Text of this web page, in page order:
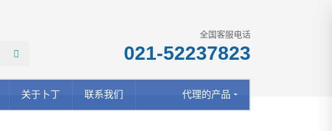
全国客服电话
021-52237823
关于卜丁 联系我们 代理的产品